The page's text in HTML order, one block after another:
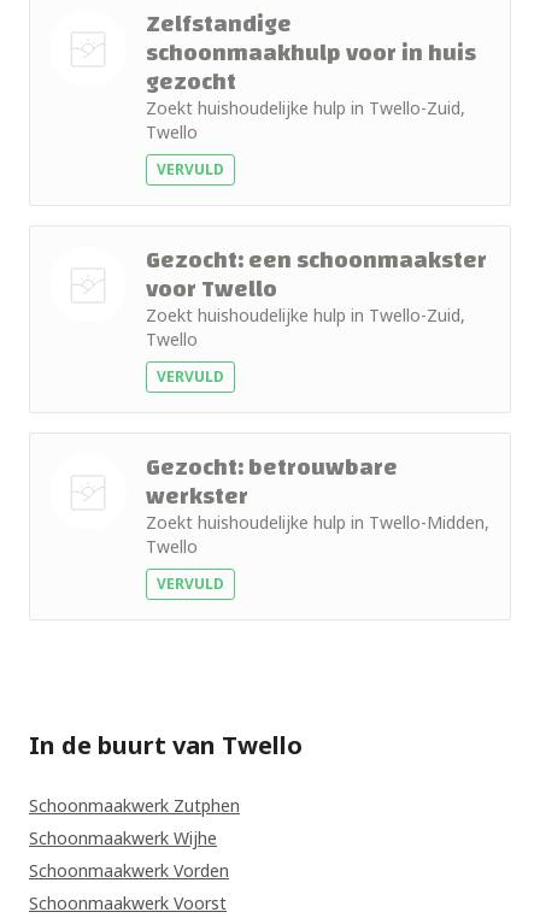
Zelfstandige
schoonmaakhulp voor in huis
gezocht
Zoekt huishoudelijke hulp in Twello-Zuid,
Twello
VERVULD
Gezocht: een schoonmaakster
voor Twello
Zoekt huishoudelijke hulp in Twello-Zuid,
Twello
VERVULD
Gezocht: betrouwbare
werkster
Zoekt huishoudelijke hulp in Twello-Midden,
Twello
VERVULD
In de buurt van Twello
Schoonmaakwerk Zutphen
Schoonmaakwerk Wijhe
Schoonmaakwerk Vorden
Schoonmaakwerk Voorst